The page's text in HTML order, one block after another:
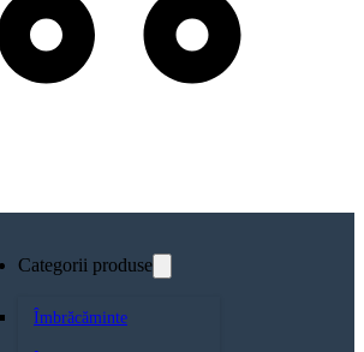
Categorii produse
Îmbrăcăminte